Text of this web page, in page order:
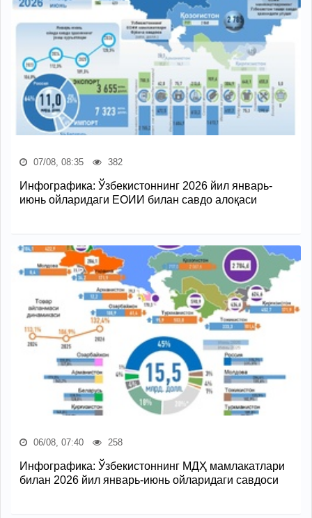
07/08, 08:35 382
Инфографика: Ўзбекистоннинг 2026 йил январь-
июнь ойларидаги ЕОИИ билан савдо алоқаси
06/08, 07:40 258
Инфографика: Ўзбекистоннинг МДҲ мамлакатлари
билан 2026 йил январь-июнь ойларидаги савдоси